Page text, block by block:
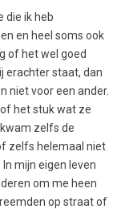
die ik heb
en heel soms ook
of het wel goed
erachter staat, dan
niet voor een ander.
het stuk wat ze
zelfs de
zelfs helemaal niet
mijn eigen leven
om me heen
op straat of